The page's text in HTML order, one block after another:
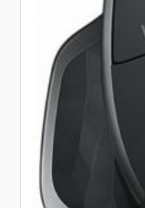
Ограничения:
уценка, услуги.
Только для
Код купона
https://myref.pro/